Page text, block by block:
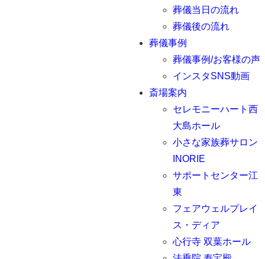
葬儀当日の流れ
葬儀後の流れ
葬儀事例
葬儀事例/お客様の声
インスタSNS動画
斎場案内
セレモニーハート西
大島ホール
小さな家族葬サロン
INORIE
サポートセンター江
東
フェアウェルプレイ
ス・ディア
心行寺 双葉ホール